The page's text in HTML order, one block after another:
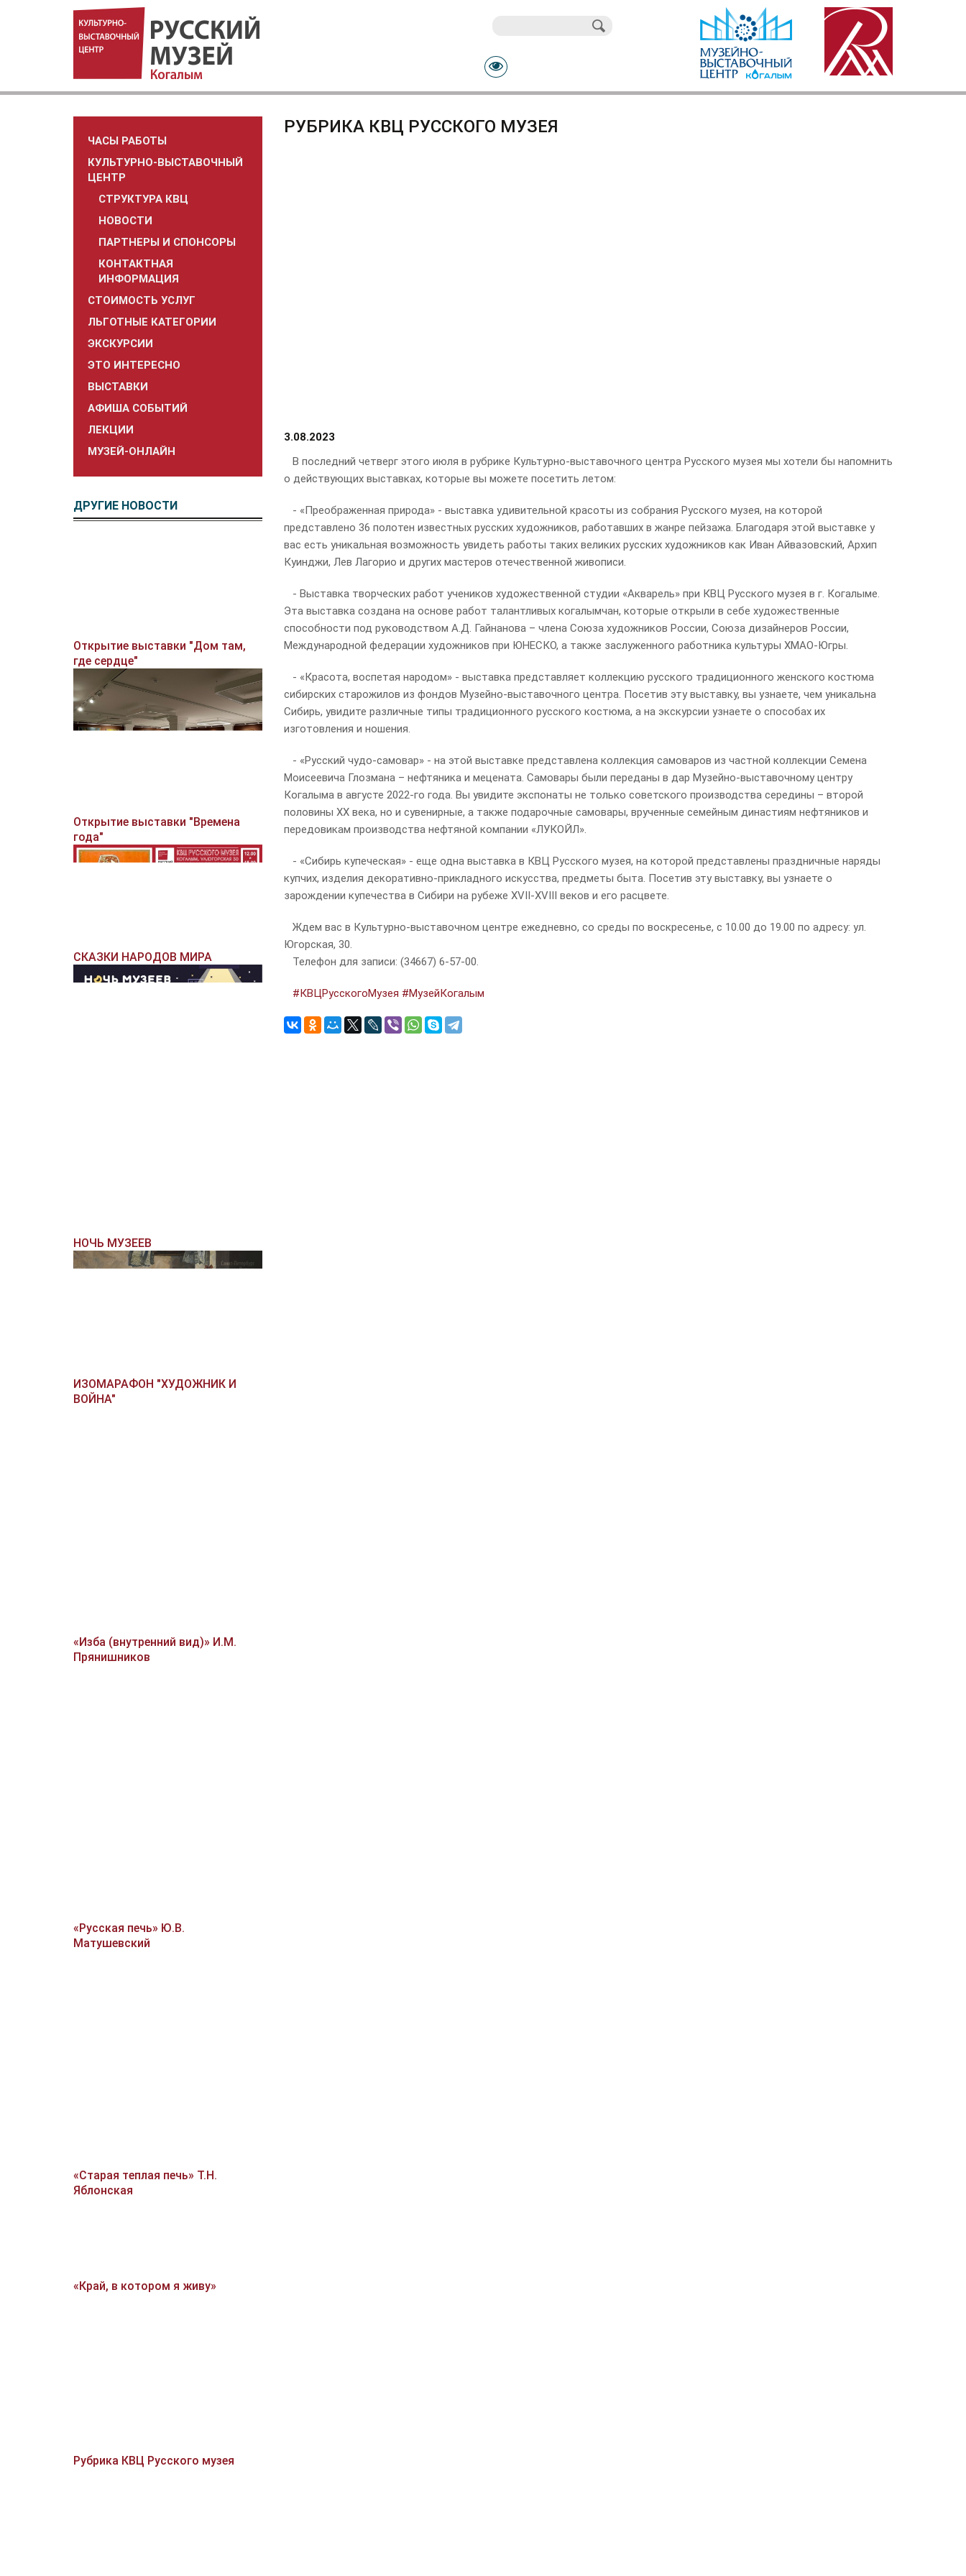
ЧАСЫ РАБОТЫ
КУЛЬТУРНО-ВЫСТАВОЧНЫЙ
ЦЕНТР
СТРУКТУРА КВЦ
НОВОСТИ
ПАРТНЕРЫ И СПОНСОРЫ
КОНТАКТНАЯ
ИНФОРМАЦИЯ
СТОИМОСТЬ УСЛУГ
ЛЬГОТНЫЕ КАТЕГОРИИ
ЭКСКУРСИИ
ЭТО ИНТЕРЕСНО
ВЫСТАВКИ
АФИША СОБЫТИЙ
ЛЕКЦИИ
МУЗЕЙ-ОНЛАЙН
ДРУГИЕ НОВОСТИ
Открытие выставки "Дом там,
где сердце"
Открытие выставки "Времена
года"
СКАЗКИ НАРОДОВ МИРА
НОЧЬ МУЗЕЕВ
ИЗОМАРАФОН "ХУДОЖНИК И
ВОЙНА"
«Изба (внутренний вид)» И.М.
Прянишников
«Русская печь» Ю.В.
Матушевский
«Старая теплая печь» Т.Н.
Яблонская
«Край, в котором я живу»
Рубрика КВЦ Русского музея
РУБРИКА КВЦ РУССКОГО МУЗЕЯ
3.08.2023
В последний четверг этого июля в рубрике Культурно-выставочного центра Русского музея мы хотели бы напомнить
о действующих выставках, которые вы можете посетить летом:
- «Преображенная природа» - выставка удивительной красоты из собрания Русского музея, на которой
представлено 36 полотен известных русских художников, работавших в жанре пейзажа. Благодаря этой выставке у
вас есть уникальная возможность увидеть работы таких великих русских художников как Иван Айвазовский, Архип
Куинджи, Лев Лагорио и других мастеров отечественной живописи.
- Выставка творческих работ учеников художественной студии «Акварель» при КВЦ Русского музея в г. Когалыме.
Эта выставка создана на основе работ талантливых когалымчан, которые открыли в себе художественные
способности под руководством А.Д. Гайнанова – члена Союза художников России, Союза дизайнеров России,
Международной федерации художников при ЮНЕСКО, а также заслуженного работника культуры ХМАО-Югры.
- «Красота, воспетая народом» - выставка представляет коллекцию русского традиционного женского костюма
сибирских старожилов из фондов Музейно-выставочного центра. Посетив эту выставку, вы узнаете, чем уникальна
Сибирь, увидите различные типы традиционного русского костюма, а на экскурсии узнаете о способах их
изготовления и ношения.
- «Русский чудо-самовар» - на этой выставке представлена коллекция самоваров из частной коллекции Семена
Моисеевича Глозмана – нефтяника и мецената. Самовары были переданы в дар Музейно-выставочному центру
Когалыма в августе 2022-го года. Вы увидите экспонаты не только советского производства середины – второй
половины XX века, но и сувенирные, а также подарочные самовары, врученные семейным династиям нефтяников и
передовикам производства нефтяной компании «ЛУКОЙЛ».
- «Сибирь купеческая» - еще одна выставка в КВЦ Русского музея, на которой представлены праздничные наряды
купчих, изделия декоративно-прикладного искусства, предметы быта. Посетив эту выставку, вы узнаете о
зарождении купечества в Сибири на рубеже XVII-XVIII веков и его расцвете.
Ждем вас в Культурно-выставочном центре ежедневно, со среды по воскресенье, с 10.00 до 19.00 по адресу: ул.
Югорская, 30.
Телефон для записи: (34667) 6-57-00.
#КВЦРусскогоМузея #МузейКогалым